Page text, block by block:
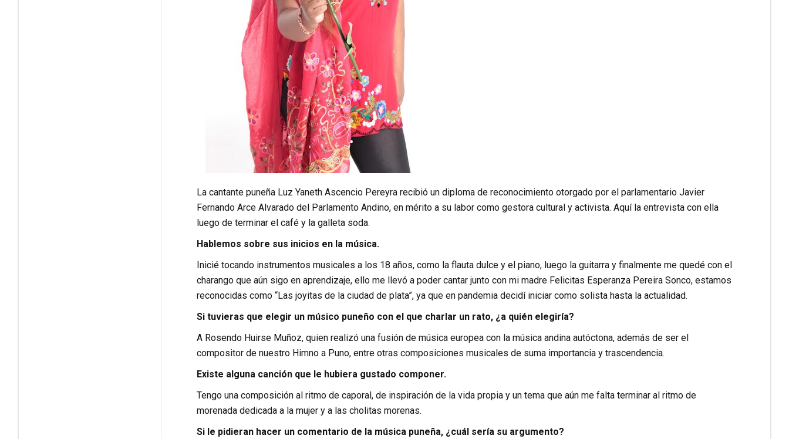
La cantante puneña Luz Yaneth Ascencio Pereyra recibió un diploma de reconocimiento otorgado por el parlamentario Javier
Fernando Arce Alvarado del Parlamento Andino, en mérito a su labor como gestora cultural y activista. Aquí la entrevista con ella
luego de terminar el café y la galleta soda.
Hablemos sobre sus inicios en la música.
Inicié tocando instrumentos musicales a los 18 años, como la flauta dulce y el piano, luego la guitarra y finalmente me quedé con el
charango que aún sigo en aprendizaje, ello me llevó a poder cantar junto con mi madre Felicitas Esperanza Pereira Sonco, estamos
reconocidas como “Las joyitas de la ciudad de plata”, ya que en pandemia decidí iniciar como solista hasta la actualidad.
Si tuvieras que elegir un músico puneño con el que charlar un rato, ¿a quién elegiría?
A Rosendo Huirse Muñoz, quien realizó una fusión de música europea con la música andina autóctona, además de ser el
compositor de nuestro Himno a Puno, entre otras composiciones musicales de suma importancia y trascendencia.
Existe alguna canción que le hubiera gustado componer.
Tengo una composición al ritmo de caporal, de inspiración de la vida propia y un tema que aún me falta terminar al ritmo de
morenada dedicada a la mujer y a las cholitas morenas.
Si le pidieran hacer un comentario de la música puneña, ¿cuál sería su argumento?